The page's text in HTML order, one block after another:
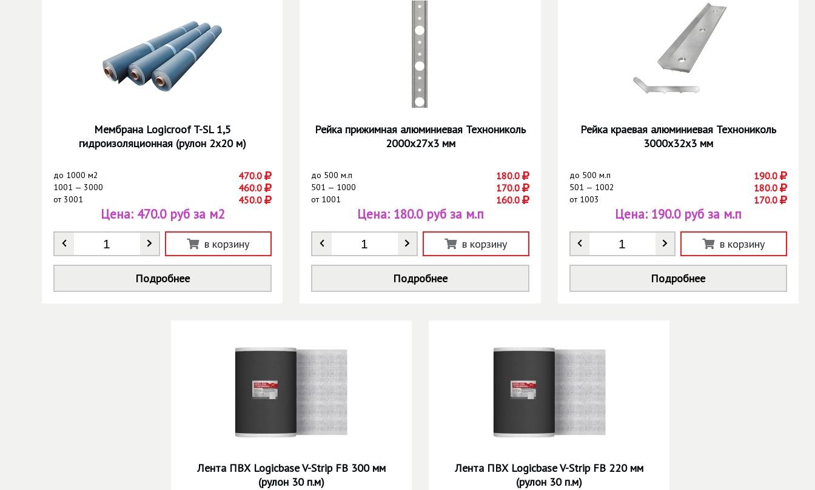
Мембрана Logicroof T-SL 1,5
гидроизоляционная (рулон 2х20 м)
до 1000 м2 470.0
1001 — 3000 460.0
от3001 450.0
Количество *
Цена: 470.0 руб за м2
в корзину
Подробнее
Рейка прижимная алюминиевая Технониколь
2000х27х3 мм
до 500 м.п 180.0
501 — 1000 170.0
от1001 160.0
Количество *
Цена: 180.0 руб за м.п
в корзину
Подробнее
Рейка краевая алюминиевая Технониколь
3000х32х3 мм
до 500 м.п 190.0
501 — 1002 180.0
от1003 170.0
Количество *
Цена: 190.0 руб за м.п
в корзину
Подробнее
Лента ПВХ Logicbase V-Strip FB 300 мм
(рулон 30 п.м)
Лента ПВХ Logicbase V-Strip FB 220 мм
(рулон 30 п.м)